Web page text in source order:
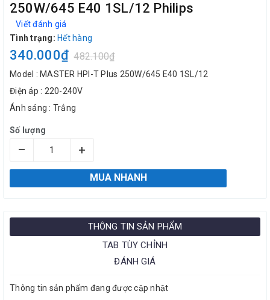
250W/645 E40 1SL/12 Philips
Viết đánh giá
Tình trạng: Hết hàng
340.000₫ 482.100₫
Model : MASTER HPI-T Plus 250W/645 E40 1SL/12
Điện áp : 220-240V
Ánh sáng : Trắng
Số lượng
– +
MUA NHANH
THÔNG TIN SẢN PHẨM
TAB TÙY CHỈNH
ĐÁNH GIÁ
Thông tin sản phẩm đang được cập nhật